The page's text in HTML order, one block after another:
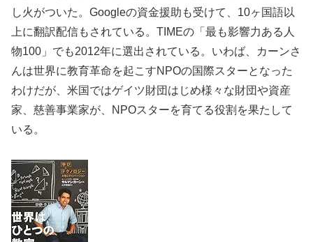
し火がついた。Googleの資金援助も受けて、10ヶ国語以
上に翻訳配信もされている。TIMEの「最も影響力ある人
物100」でも2012年に選出されている。いわば、カーンさ
んは世界に教育革命を起こすNPOの国際スターとなった
わけだが、米国ではゲイツ財団はじめ様々な財団や資産
家、慈善事業家が、NPOスターを育てる役割を果たして
いる。